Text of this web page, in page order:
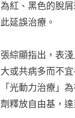
為紅、黑色的脫
此延誤治療。
張綜顯指出，表
大或共病多而不
「光動力治療」
劑釋放自由基，